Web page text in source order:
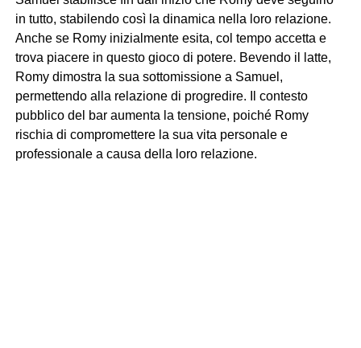
in tutto, stabilendo così la dinamica nella loro relazione.
Anche se Romy inizialmente esita, col tempo accetta e
trova piacere in questo gioco di potere. Bevendo il latte,
Romy dimostra la sua sottomissione a Samuel,
permettendo alla relazione di progredire. Il contesto
pubblico del bar aumenta la tensione, poiché Romy
rischia di compromettere la sua vita personale e
professionale a causa della loro relazione.